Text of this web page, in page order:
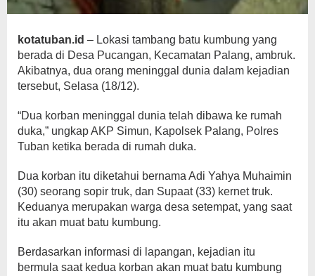
kotatuban.id – Lokasi tambang batu kumbung yang
berada di Desa Pucangan, Kecamatan Palang, ambruk.
Akibatnya, dua orang meninggal dunia dalam kejadian
tersebut, Selasa (18/12).
“Dua korban meninggal dunia telah dibawa ke rumah
duka,” ungkap AKP Simun, Kapolsek Palang, Polres
Tuban ketika berada di rumah duka.
Dua korban itu diketahui bernama Adi Yahya Muhaimin
(30) seorang sopir truk, dan Supaat (33) kernet truk.
Keduanya merupakan warga desa setempat, yang saat
itu akan muat batu kumbung.
Berdasarkan informasi di lapangan, kejadian itu
bermula saat kedua korban akan muat batu kumbung